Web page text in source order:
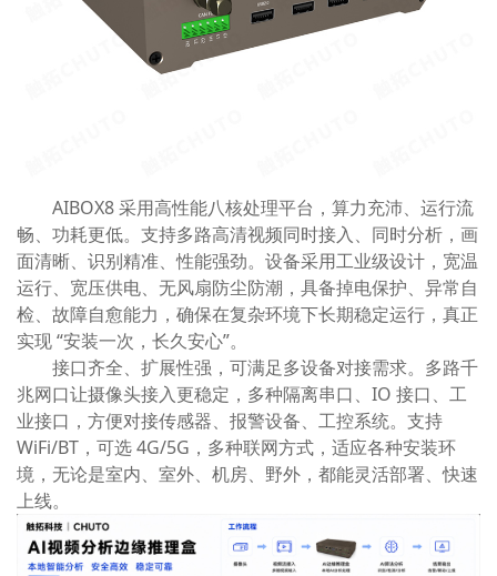
AIBOX8 采用高性能八核处理平台，算力充沛、运行流
畅、功耗更低。支持多路高清视频同时接入、同时分析，画
面清晰、识别精准、性能强劲。设备采用工业级设计，宽温
运行、宽压供电、无风扇防尘防潮，具备掉电保护、异常自
检、故障自愈能力，确保在复杂环境下长期稳定运行，真正
实现 “安装一次，长久安心”。
接口齐全、扩展性强，可满足多设备对接需求。多路千
兆网口让摄像头接入更稳定，多种隔离串口、IO 接口、工
业接口，方便对接传感器、报警设备、工控系统。支持
WiFi/BT，可选 4G/5G，多种联网方式，适应各种安装环
境，无论是室内、室外、机房、野外，都能灵活部署、快速
上线。